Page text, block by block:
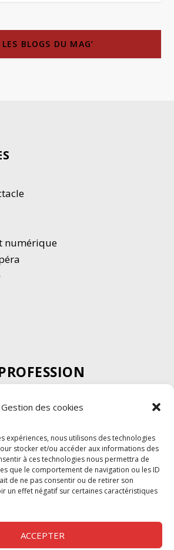
Gestion des cookies
expériences, nous utilisons des technologies
stocker et/ou accéder aux informations des
à ces technologies nous permettra de
que le comportement de navigation ou les ID
de ne pas consentir ou de retirer son
un effet négatif sur certaines caractéristiques
ACCEPTER
LES BLOGS DU MAG’
numérique
Spectacle
visuel